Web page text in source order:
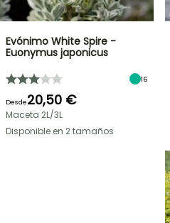
Evónimo White Spire -
Euonymus japonicus
16
Desde20,50 €
Maceta 2L/3L
Disponible en 2 tamaños